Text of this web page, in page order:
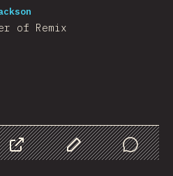
of Remix
CondividerePersonalizza i dati
Comments